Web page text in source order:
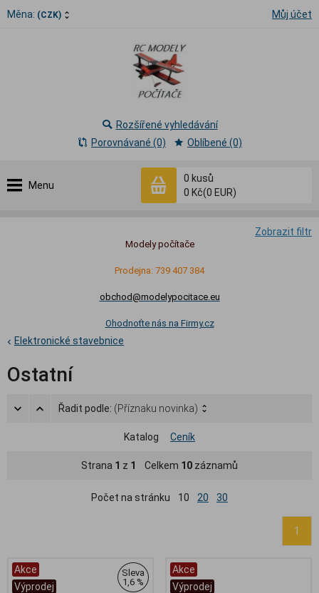
Měna: (CZK) Můj účet
Menu
0 kusů
0 Kč(0 EUR)
Rozšířené vyhledávání
Porovnávané (0)
Oblíbené (0)
Zobrazit filtr
Modely počítače
Prodejna: 739 407 384
obchod@modelypocitace.eu
Ohodnoťte nás na Firmy.cz
Elektronické stavebnice
Ostatní
Řadit podle: (Příznaku novinka)
Katalog Ceník
Strana 1 z 1 Celkem 10 záznamů
Počet na stránku 10 20 30
1
Akce
Výprodej
Sleva
1,6 %
Akce
Výprodej